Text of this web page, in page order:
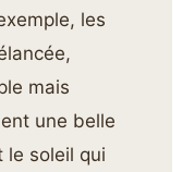
les
mais
une belle
le soleil qui